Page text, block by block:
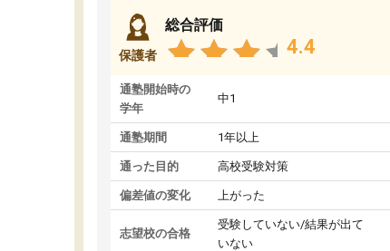
保護者
総合評価
4.4
通塾開始時の
学年
中1
通塾期間 1年以上
通った目的 高校受験対策
偏差値の変化 上がった
志望校の合格
受験していない/結果が出て
いない